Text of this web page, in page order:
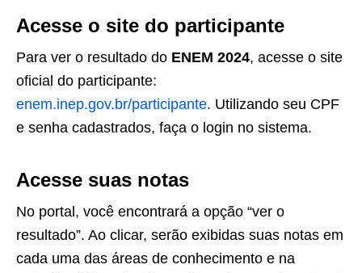
Acesse o site do participante
Para ver o resultado do ENEM 2024, acesse o site
oficial do participante:
enem.inep.gov.br/participante. Utilizando seu CPF
e senha cadastrados, faça o login no sistema.
Acesse suas notas
No portal, você encontrará a opção “ver o
resultado”. Ao clicar, serão exibidas suas notas em
cada uma das áreas de conhecimento e na